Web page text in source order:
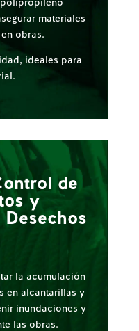
materiales
obras.
ideales para
de
y
la acumulación
en alcantarillas y
inundaciones y
las obras.